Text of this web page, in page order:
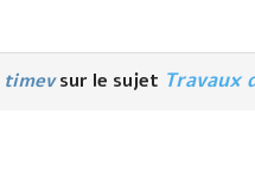
timevsur le sujet Travaux